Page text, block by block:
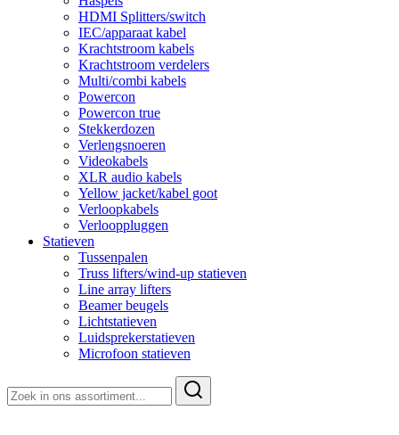
HDMI Splitters/switch
IEC/apparaat kabel
Krachtstroom kabels
Krachtstroom verdelers
Multi/combi kabels
Powercon
Powercon true
Stekkerdozen
Verlengsnoeren
Videokabels
XLR audio kabels
Yellow jacket/kabel goot
Verloopkabels
Verlooppluggen
Statieven
Tussenpalen
Truss lifters/wind-up statieven
Line array lifters
Beamer beugels
Lichtstatieven
Luidsprekerstatieven
Microfoon statieven
naar: